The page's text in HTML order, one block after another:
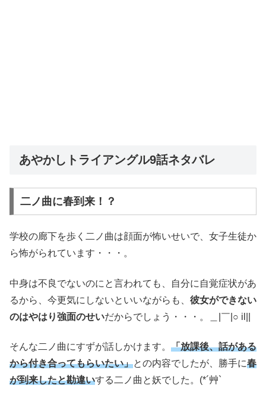
あやかしトライアングル9話ネタバレ
二ノ曲に春到来！？
学校の廊下を歩く二ノ曲は顔面が怖いせいで、女子生徒か
ら怖がられています・・・。
中身は不良でないのにと言われても、自分に自覚症状があ
るから、今更気にしないといいながらも、 彼女ができない
のはやはり強面のせいだからでしょう・・・。＿|￣|○ il||
そんな二ノ曲にすずが話しかけます。 「放課後、話がある
から付き合ってもらいたい」との内容でしたが、勝手に春
が到来したと勘違いする二ノ曲と妖でした。(*´艸`